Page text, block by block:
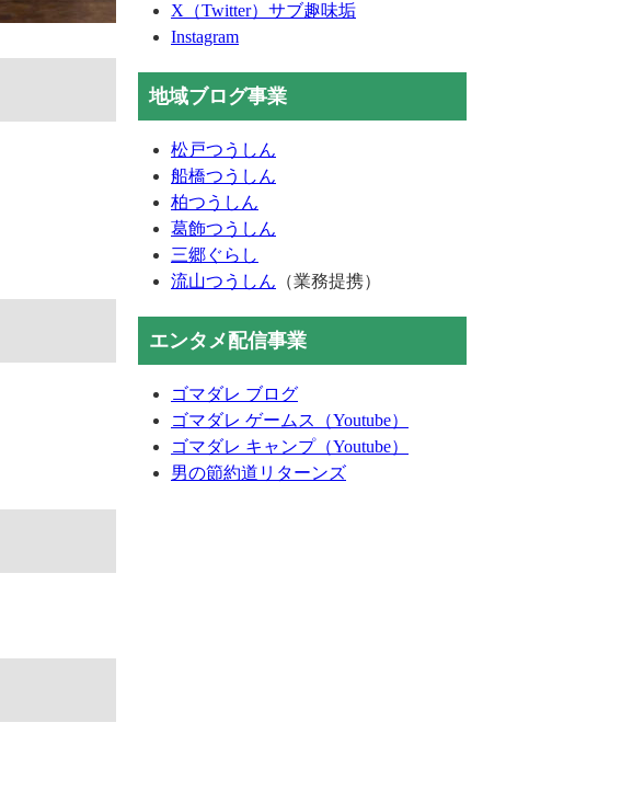
X（Twitter）サブ趣味垢
Instagram
地域ブログ事業
松戸つうしん
船橋つうしん
柏つうしん
葛飾つうしん
三郷ぐらし
流山つうしん （業務提携）
エンタメ配信事業
ゴマダレ ブログ
ゴマダレ ゲームス（Youtube）
ゴマダレ キャンプ（Youtube）
男の節約道リターンズ